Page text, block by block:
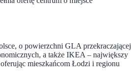
o powierzchni GLA przekraczającej
a także IKEA – największy
mieszkańcom Łodzi i regionu